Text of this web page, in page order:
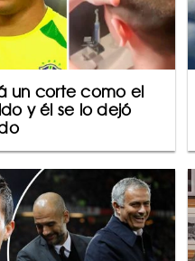
un corte como el
y él se lo dejó